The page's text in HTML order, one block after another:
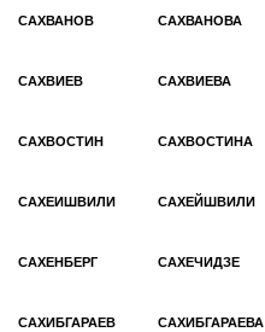
САХВАНОВ САХВАНОВА
САХВИЕВ САХВИЕВА
САХВОСТИН САХВОСТИНА
САХЕИШВИЛИ САХЕЙШВИЛИ
САХЕНБЕРГ САХЕЧИДЗЕ
САХИБГАРАЕВ САХИБГАРАЕВА